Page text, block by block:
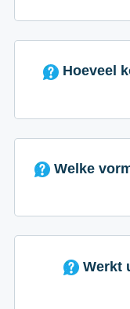
Hoeveel kost het om de voordeur te
Welke vormen van betaling accepteert
Werkt u in het weekend en op